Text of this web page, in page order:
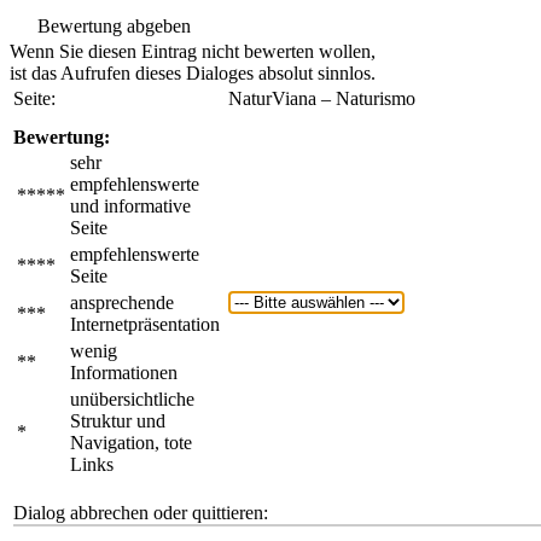
Bewertung abgeben
Wenn Sie diesen Eintrag nicht bewerten wollen,
ist das Aufrufen dieses Dialoges absolut sinnlos.
Seite:
NaturViana – Naturismo
Bewertung:
*****
sehr
empfehlenswerte
und informative
Seite
****
empfehlenswerte
Seite
***
ansprechende
Internetpräsentation
**
wenig
Informationen
*
unübersichtliche
Struktur und
Navigation, tote
Links
Dialog abbrechen oder quittieren: